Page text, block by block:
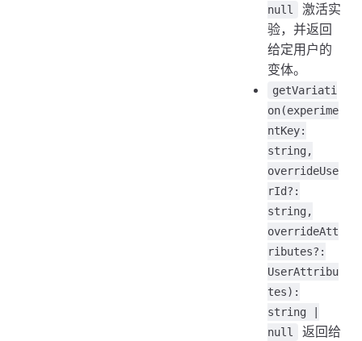
null
激活实
验，并返回
给定用户的
变体。
getVariati
on(experime
ntKey:
string,
overrideUse
rId?:
string,
overrideAtt
ributes?:
UserAttribu
tes):
string |
null
返回给